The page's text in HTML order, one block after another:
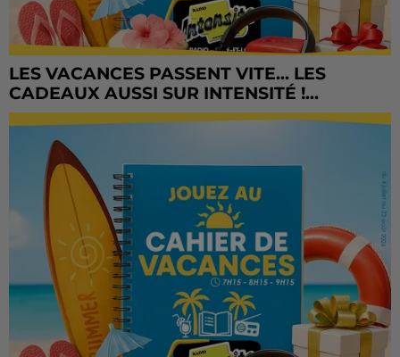
LES VACANCES PASSENT VITE... LES
CADEAUX AUSSI SUR INTENSITÉ !...